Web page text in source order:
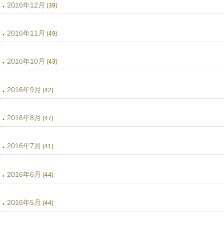
2016年12月 (39)
2016年11月 (49)
2016年10月 (43)
2016年9月 (42)
2016年8月 (47)
2016年7月 (41)
2016年6月 (44)
2016年5月 (44)